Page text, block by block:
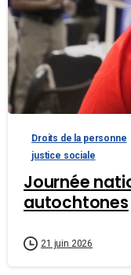
Droits de la personne
justice sociale
Journée
autochtones
21 juin 2026